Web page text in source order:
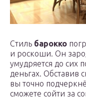
Стиль барокко
и роскоши. Он
умудряется до сих
деньгах. Обставив
вы точно
сможете сойти за